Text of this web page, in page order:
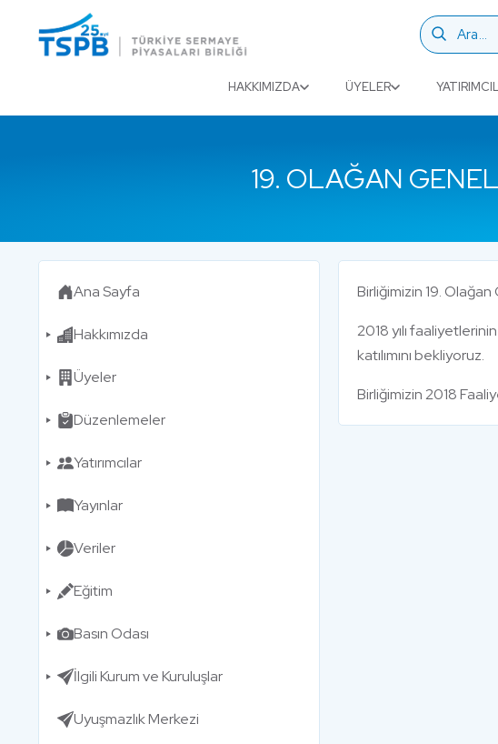
HAKKIMIZDA ÜYELER
19. OLAĞAN
Ana Sayfa
Hakkımızda
Üyeler
Düzenlemeler
Yatırımcılar
Yayınlar
Veriler
Eğitim
Basın Odası
İlgili Kurum ve Kuruluşlar
Uyuşmazlık Merkezi
Birliğimizin 19. Olağan
2018 yılı
katılımını bekliyoruz.
Birliğimizin 2018